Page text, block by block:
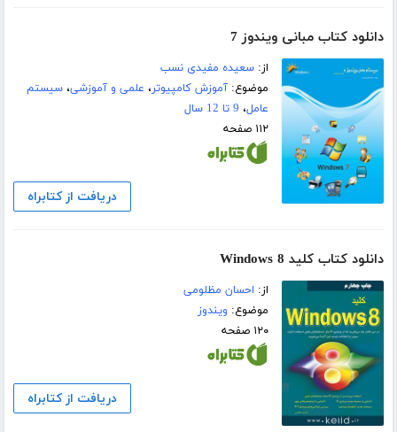
دانلود کتاب مبانی ویندوز 7
از:سعیده مفیدی نسب
موضوع:آموزش کامپیوتر، علمی و آموزشی،سیستم
عامل، 9 تا 12 سال
۱۱۲ صفحه
دریافت از کتابراه
دانلود کتاب کلید Windows 8
از: احسان مظلومی
موضوع: ویندوز
۱۲۰ صفحه
دریافت از کتابراه